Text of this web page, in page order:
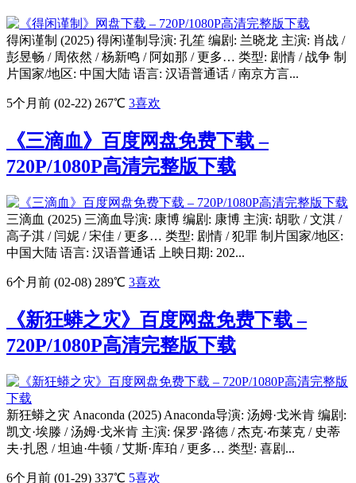
得闲谨制 (2025) 得闲谨制导演: 孔笙 编剧: 兰晓龙 主演: 肖战 /
彭昱畅 / 周依然 / 杨新鸣 / 阿如那 / 更多… 类型: 剧情 / 战争 制
片国家/地区: 中国大陆 语言: 汉语普通话 / 南京方言...
5个月前 (02-22) 267℃ 3喜欢
《三滴血》百度网盘免费下载 –
720P/1080P高清完整版下载
三滴血 (2025) 三滴血导演: 康博 编剧: 康博 主演: 胡歌 / 文淇 /
高子淇 / 闫妮 / 宋佳 / 更多… 类型: 剧情 / 犯罪 制片国家/地区:
中国大陆 语言: 汉语普通话 上映日期: 202...
6个月前 (02-08) 289℃ 3喜欢
《新狂蟒之灾》百度网盘免费下载 –
720P/1080P高清完整版下载
新狂蟒之灾 Anaconda (2025) Anaconda导演: 汤姆·戈米肯 编剧:
凯文·埃滕 / 汤姆·戈米肯 主演: 保罗·路德 / 杰克·布莱克 / 史蒂
夫·扎恩 / 坦迪·牛顿 / 艾斯·库珀 / 更多… 类型: 喜剧...
6个月前 (01-29) 337℃ 5喜欢